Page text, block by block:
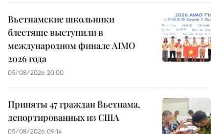
Вьетнамские школьники
блестяще выступили в
международном финале AIMO
2026 года
05/08/2026 20:00
Приняты 47 граждан Вьетнама,
депортированных из США
05/08/2026 09:14